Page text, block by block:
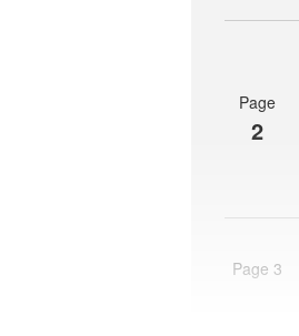
Page
2
Page 3